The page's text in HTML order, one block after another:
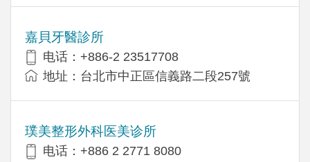
嘉貝牙醫診所
电话：+886-2 23517708
地址：台北市中正區信義路二段257號
璞美整形外科医美诊所
电话：+886 2 2771 8080